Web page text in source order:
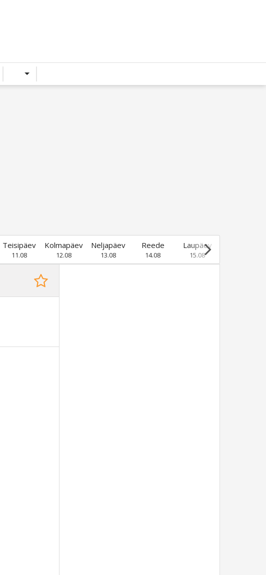
Teisipäev
11.08
Kolmapäev
12.08
Neljapäev
13.08
Reede
14.08
Laupäev
15.08